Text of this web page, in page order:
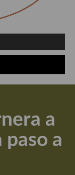
importantes a
paso a